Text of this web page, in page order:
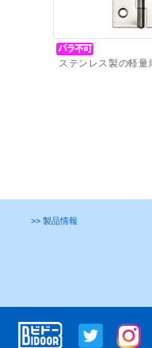
ステンレス製の軽量
>> 製品情報